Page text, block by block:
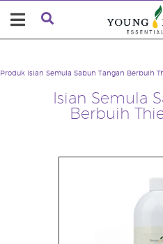
Isian Semula
Berbuih
Produk Isian Semula Sabun Tangan Berbuih